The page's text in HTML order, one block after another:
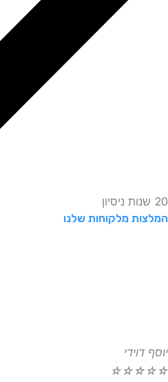
20 שנות ניסיון
המלצות מלקוחות שלנו
יוסף דוידי
☆
☆
☆
☆
☆